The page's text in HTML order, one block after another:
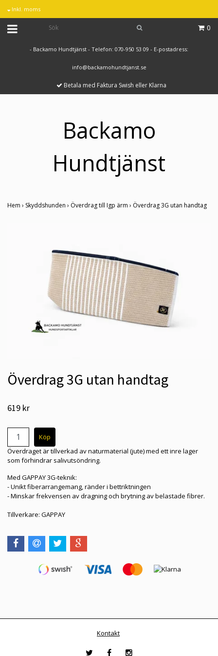
Inkl. moms
0
- Backamo Hundtjänst - Telefon: 070-950 53 09 - E-postadress:
info@backamohundtjanst.se
Betala med Faktura Swish eller Klarna
Backamo
Hundtjänst
Hem › Skyddshunden › Överdrag till Igp ärm › Överdrag 3G utan handtag
Överdrag 3G utan handtag
619 kr
Överdraget är tillverkad av naturmaterial (jute) med ett inre lager
som förhindrar salivutsöndring.
Med GAPPAY 3G-teknik:
- Unikt fiberarrangemang, ränder i bettriktningen
- Minskar frekvensen av dragning och brytning av belastade fibrer.
Tillverkare: GAPPAY
Kontakt